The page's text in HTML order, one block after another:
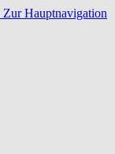
Zur Hauptnavigation